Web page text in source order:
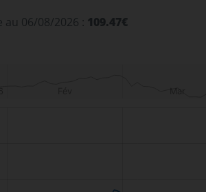
06/08/2026 : 109.47€